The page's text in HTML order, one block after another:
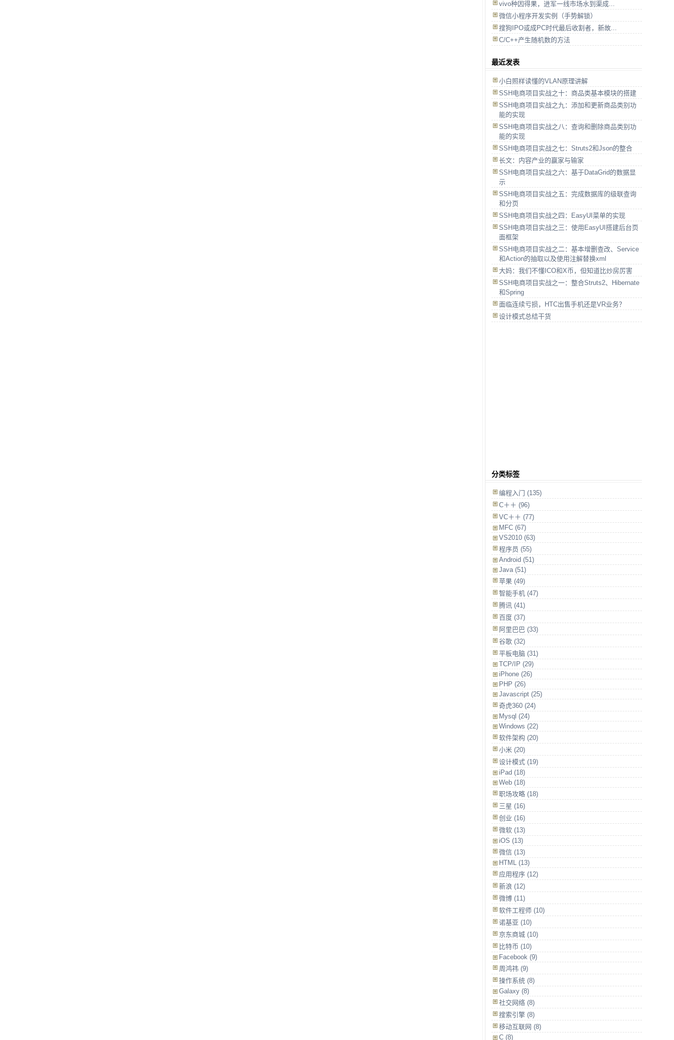
vivo种因得果，进军一线市场水到渠成...
微信小程序开发实例（手势解锁）
搜狗IPO或成PC时代最后收割者，新故...
C/C++产生随机数的方法
最近发表
小白照样读懂的VLAN原理讲解
SSH电商项目实战之十：商品类基本模块的搭建
SSH电商项目实战之九：添加和更新商品类别功
能的实现
SSH电商项目实战之八：查询和删除商品类别功
能的实现
SSH电商项目实战之七：Struts2和Json的整合
长文：内容产业的赢家与输家
SSH电商项目实战之六：基于DataGrid的数据显
示
SSH电商项目实战之五：完成数据库的级联查询
和分页
SSH电商项目实战之四：EasyUI菜单的实现
SSH电商项目实战之三：使用EasyUI搭建后台页
面框架
SSH电商项目实战之二：基本增删查改、Service
和Action的抽取以及使用注解替换xml
大妈：我们不懂ICO和X币，但知道比炒房厉害
SSH电商项目实战之一：整合Struts2、Hibernate
和Spring
面临连续亏损，HTC出售手机还是VR业务？
设计模式总结干货
分类标签
编程入门 (135)
C＋＋ (96)
VC＋＋ (77)
MFC (67)
VS2010 (63)
程序员 (55)
Android (51)
Java (51)
苹果 (49)
智能手机 (47)
腾讯 (41)
百度 (37)
阿里巴巴 (33)
谷歌 (32)
平板电脑 (31)
TCP/IP (29)
iPhone (26)
PHP (26)
Javascript (25)
奇虎360 (24)
Mysql (24)
Windows (22)
软件架构 (20)
小米 (20)
设计模式 (19)
iPad (18)
Web (18)
职场攻略 (18)
三星 (16)
创业 (16)
微软 (13)
iOS (13)
微信 (13)
HTML (13)
应用程序 (12)
新浪 (12)
微博 (11)
软件工程师 (10)
诺基亚 (10)
京东商城 (10)
比特币 (10)
Facebook (9)
周鸿祎 (9)
操作系统 (8)
Galaxy (8)
社交网络 (8)
搜索引擎 (8)
移动互联网 (8)
C (8)